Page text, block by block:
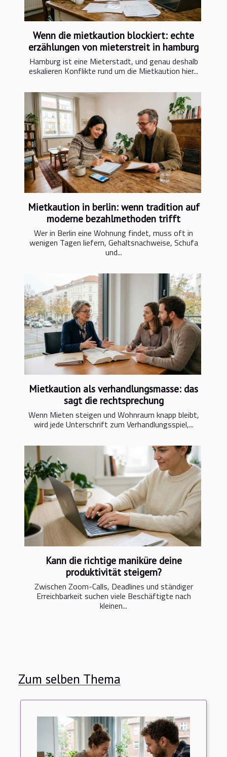
Wenn die mietkaution blockiert: echte
erzählungen von mieterstreit in hamburg
Hamburg ist eine Mieterstadt, und genau deshalb
eskalieren Konflikte rund um die Mietkaution hier...
Mietkaution in berlin: wenn tradition auf
moderne bezahlmethoden trifft
Wer in Berlin eine Wohnung findet, muss oft in
wenigen Tagen liefern, Gehaltsnachweise, Schufa
und...
Mietkaution als verhandlungsmasse: das
sagt die rechtsprechung
Wenn Mieten steigen und Wohnraum knapp bleibt,
wird jede Unterschrift zum Verhandlungsspiel,...
Kann die richtige maniküre deine
produktivität steigern?
Zwischen Zoom-Calls, Deadlines und ständiger
Erreichbarkeit suchen viele Beschäftigte nach
kleinen...
Zum selben Thema